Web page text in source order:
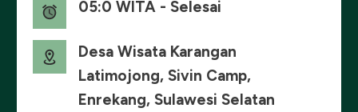
05:0 WITA - Selesai
Desa Wisata Karangan
Latimojong, Sivin Camp,
Enrekang, Sulawesi Selatan